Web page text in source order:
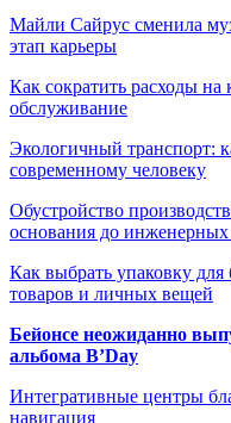
Майли Сайрус сменила
этап карьеры
Как сократить расходы на
обслуживание
Экологичный транспорт:
современному человеку
Обустройство
основания до инженерных
Как выбрать упаковку для
товаров и личных вещей
Бейонсе неожиданно
альбома B’Day
Интегративные центры
навигация